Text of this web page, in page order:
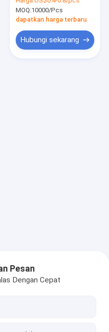
13485
MOQ:10000/Pcs
dapatkan harga terbaru
Hubungi sekarang
Pesan
Dengan Cepat